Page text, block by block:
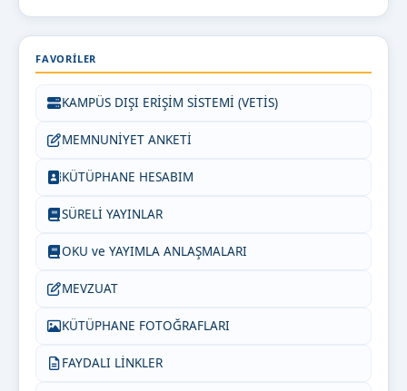
FAVORILER
KAMPÜS DIŞI ERİŞİM SİSTEMİ (VETİS)
MEMNUNİYET ANKETİ
KÜTÜPHANE HESABIM
SÜRELİ YAYINLAR
OKU ve YAYIMLA ANLAŞMALARI
MEVZUAT
KÜTÜPHANE FOTOĞRAFLARI
FAYDALI LİNKLER